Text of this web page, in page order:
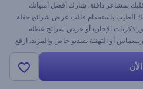
بمشاعر دافئة. شارك أفضل أمنياتك
الطيب باستخدام قالب عرض شرائح حفلة
ذكريات الإجازة أو عرض شرائح عطلة
أو التهنئة بفيديو خاص والمزيد. ارفع
يزين الفيديو الخاص بك. وكل ذلك